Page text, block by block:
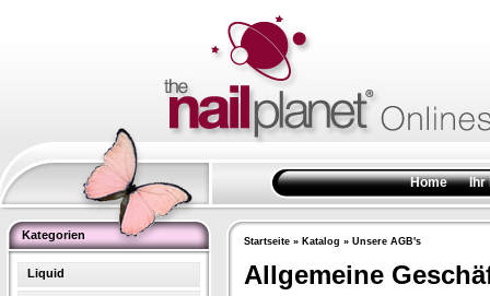
Home Ihr
Kategorien
Liquid
Startseite » Katalog » Unsere AGB's
Allgemeine